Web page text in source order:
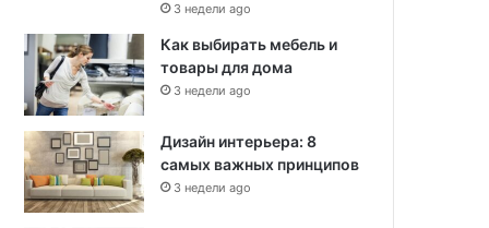
3 недели ago
Как выбирать мебель и
товары для дома
3 недели ago
Дизайн интерьера: 8
самых важных принципов
3 недели ago